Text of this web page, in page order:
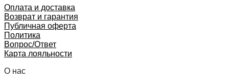
Оплата и доставка
Возврат и гарантия
Публичная оферта
Политика
Вопрос/Ответ
Карта лояльности
О нас